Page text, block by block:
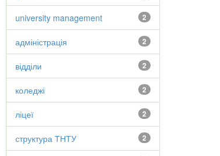
2
university management
2
адміністрація
2
відділи
2
коледжі
2
ліцеї
2
структура ТНТУ